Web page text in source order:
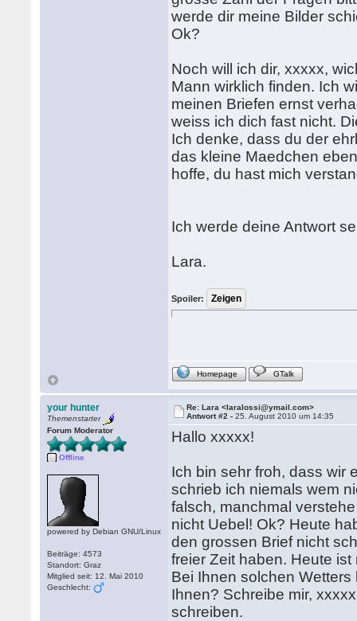
werde dir meine Bilder
Ok?
Noch will ich dir, xxxxx,
Mann wirklich finden. Ich
meinen Briefen ernst
weiss ich dich fast nicht.
Ich denke, dass du der
das kleine Maedchen
hoffe, du hast mich
Ich werde deine Antwort
Lara.
Spoiler:
Homepage GTalk
your hunter
Themenstarter
Forum Moderator
Offline
powered by Debian GNU/Linux
Beiträge: 4573
Standort: Graz
Mitglied seit: 12. Mai 2010
Geschlecht:
Re: Lara <laralossi@ymail.com>
Antwort #2 -25. August 2010 um 14:35
Hallo xxxxx!
Ich bin sehr froh, dass wir
schrieb ich niemals wem
falsch, manchmal
nicht Uebel! Ok? Heute
den grossen Brief nicht
freier Zeit haben. Heute
Bei Ihnen solchen
Ihnen? Schreibe mir,
schreiben.